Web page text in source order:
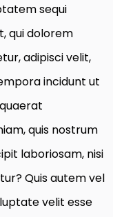
sequi
qui dolorem
adipisci velit,
incidunt ut
quis nostrum
laboriosam, nisi
Quis autem vel
velit esse